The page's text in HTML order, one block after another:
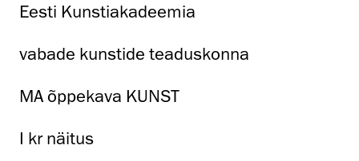
Eesti Kunstiakadeemia
vabade kunstide teaduskonna
MA õppekava KUNST
I kr näitus